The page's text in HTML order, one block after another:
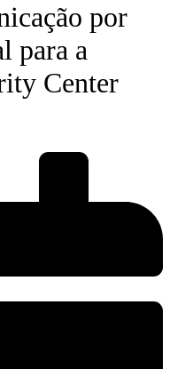
por
para a
Center